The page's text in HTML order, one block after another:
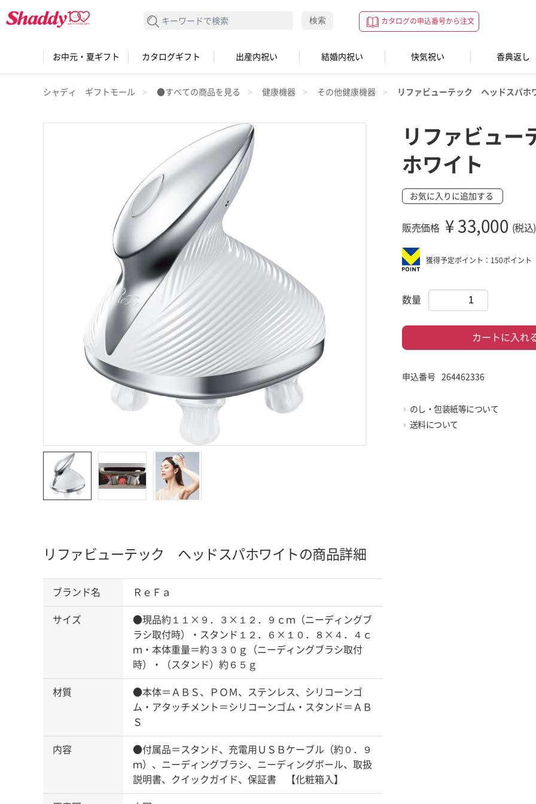
カタログの申込番号から注文
検索する 検索
お中元・夏ギフト カタログギフト 出産内祝い 結婚内祝い 快気祝い 香典返し
シャディ ギフトモール ●すべての商品を見る 健康機器 その他健康機器 リファビューテック ヘッドスパホ
リファビュ
ホワイト
お気に入りに追加する
販売価格 ¥ 33,000 (税込)
獲得予定ポイント：150ポイント
数量
カートに入れ
申込番号 264462336
のし・包装紙等について
送料について
リファビューテック ヘッドスパホワイトの商品詳細
ブランド名 ＲｅＦａ
サイズ
●現品約１１×９．３×１２．９ｃｍ（ニーディングブ
ラシ取付時）・スタンド１２．６×１０．８×４．４ｃ
ｍ・本体重量＝約３３０ｇ（ニーディングブラシ取付
時）・（スタンド）約６５ｇ
材質
●本体＝ＡＢＳ、ＰＯＭ、ステンレス、シリコーンゴ
ム・アタッチメント＝シリコーンゴム・スタンド＝ＡＢ
Ｓ
内容
●付属品＝スタンド、充電用ＵＳＢケーブル（約０．９
ｍ）、ニーディングブラシ、ニーディングボール、取扱
説明書、クイックガイド、保証書 【化粧箱入】